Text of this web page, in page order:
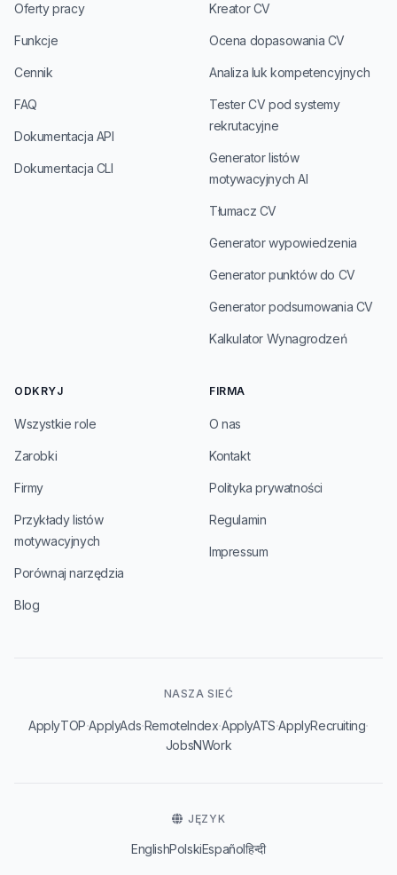
Oferty pracy
Funkcje
Cennik
FAQ
Dokumentacja API
Dokumentacja CLI
Kreator CV
Ocena dopasowania CV
Analiza luk kompetencyjnych
Tester CV pod systemy
rekrutacyjne
Generator listów
motywacyjnych AI
Tłumacz CV
Generator wypowiedzenia
Generator punktów do CV
Generator podsumowania CV
Kalkulator Wynagrodzeń
ODKRYJ
Wszystkie role
Zarobki
Firmy
Przykłady listów
motywacyjnych
Porównaj narzędzia
Blog
FIRMA
O nas
Kontakt
Polityka prywatności
Regulamin
Impressum
NASZA SIEĆ
ApplyTOP·ApplyAds·RemoteIndex·ApplyATS·ApplyRecruiting·
JobsNWork
JĘZYK
EnglishPolskiEspañolहिन्दी